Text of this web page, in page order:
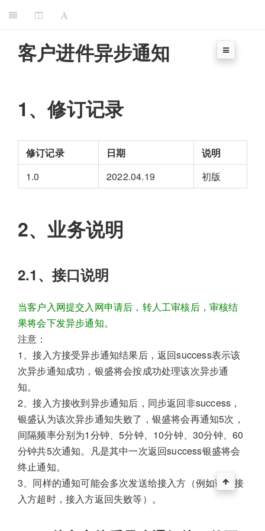
客户进件异步通知
1、修订记录
修订记录 日期
说明
1.0
2022.04.19 初版
2、业务说明
2.1、接口说明
当客户入网提交入网申请后，转人工审核后，审核结
果将会下发异步通知。
注意：
1、接入方接受异步通知结果后，返回success表示该
次异步通知成功，银盛将会按成功处理该次异步通
知。
2、接入方接收到异步通知后，同步返回非success，
银盛认为该次异步通知失败了，银盛将会再通知5次，
间隔频率分别为1分钟、5分钟、10分钟、30分钟、60
分钟共5次通知。凡是其中一次返回success银盛将会
终止通知。
3、同样的通知可能会多次发送给接入方（例如调用接
入方超时，接入方返回失败等）。